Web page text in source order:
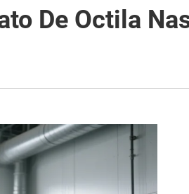
De Octila